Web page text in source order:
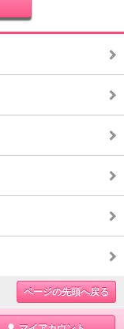
ページの先頭へ戻る